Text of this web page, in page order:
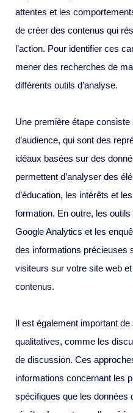
attentes et les
de créer des contenus qui
l’action. Pour identifier ces
mener des recherches de
différents outils d’analyse.
Une première étape
d’audience, qui sont des
idéaux basées sur des
permettent d’analyser des
d’éducation, les intérêts et
formation. En outre, les
Google Analytics et les
des informations précieuses
visiteurs sur votre site web
contenus.
Il est également important
qualitatives, comme les
de discussion. Ces
informations concernant les
spécifiques que les données